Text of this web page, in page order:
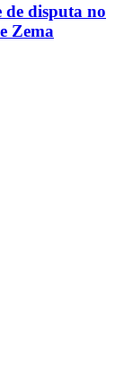
de disputa no
Zema